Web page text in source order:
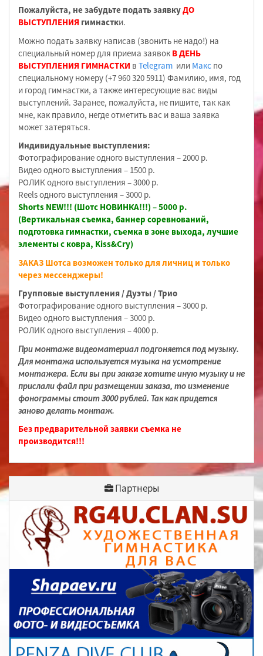
Пожалуйста, не забудьте подать заявкуДО
ВЫСТУПЛЕНИЯ гимнастки.
Можно подать заявку написав (звонить не надо!) на
специальный номер для приема заявок В ДЕНЬ
ВЫСТУПЛЕНИЯ ГИМНАСТКИ в Telegram или Макс по
специальному номеру (+7 960 320 5911) Фамилию, имя, год
и город гимнастки, а также интересующие вас виды
выступлений. Заранее, пожалуйста, не пишите, так как
мне, как правило, негде отметить вас и ваша заявка
может затеряться.
Индивидуальные выступления:
Фотографирование одного выступления – 2000 р.
Видео одного выступления – 1500 р.
РОЛИК одного выступления – 3000 р.
Reels одного выступления – 3000 р.
Shorts NEW!!! (Шотс НОВИНКА!!!) – 5000 р.
(Вертикальная съемка, баннер соревнований,
подготовка гимнастки, съемка в зоне выхода, лучшие
элементы с ковра, Kiss&Cry)
ЗАКАЗ Шотса возможен только для личниц и только
через мессенджеры!
Групповые выступления / Дуэты / Трио
Фотографирование одного выступления – 3000 р.
Видео одного выступления – 3000 р.
РОЛИК одного выступления – 4000 р.
При монтаже видеоматериал подгоняется под музыку.
Для монтажа используется музыка на усмотрение
монтажера. Если вы при заказе хотите иную музыку и не
прислали файл при размещении заказа, то изменение
фонограммы стоит 3000 рублей. Так как придется
заново делать монтаж.
Без предварительной заявки съемка не
производится!!!
Партнеры